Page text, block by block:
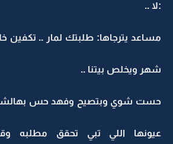
:لا ..
مساعد يترجاها: طلبتك لمار .. تكفين
شهر ويخلص بيتنا ..
حست شوي وبتصيح وفهد حس
عيونها اللي تبي تحقق مطلبه